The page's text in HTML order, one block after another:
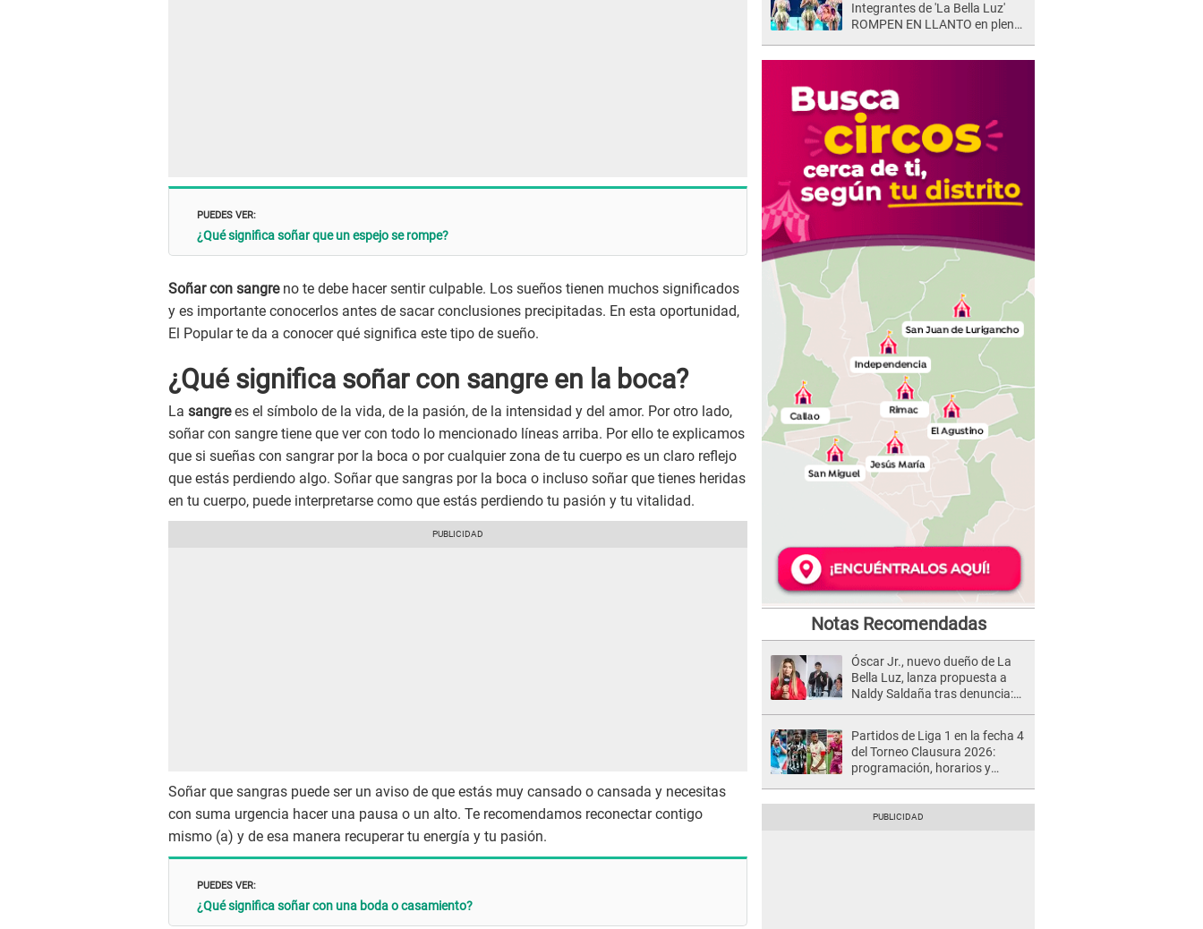
PUEDES VER:
¿Qué significa soñar que un espejo se rompe?
Soñar con sangreno te debe hacer sentir culpable. Los sueños tienen muchos significados
y es importante conocerlos antes de sacar conclusiones precipitadas. En esta oportunidad,
El Popular te da a conocer qué significa este tipo de sueño.
¿Qué significa soñar con sangre en la boca?
La sangrees el símbolo de la vida, de la pasión, de la intensidad y del amor. Por otro lado,
soñar con sangre tiene que ver con todo lo mencionado líneas arriba. Por ello te explicamos
que si sueñas con sangrar por la boca o por cualquier zona de tu cuerpo es un claro reflejo
que estás perdiendo algo. Soñar que sangras por la boca o incluso soñar que tienes heridas
en tu cuerpo, puede interpretarse como que estás perdiendo tu pasión y tu vitalidad.
Soñar que sangras puede ser un aviso de que estás muy cansado o cansada y necesitas
con suma urgencia hacer una pausa o un alto. Te recomendamos reconectar contigo
mismo (a) y de esa manera recuperar tu energía y tu pasión.
PUEDES VER:
¿Qué significa soñar con una boda o casamiento?
Integrantes de 'La Bella Luz'
ROMPEN EN LLANTO en pleno
Notas Recomendadas
Óscar Jr., nuevo dueño de La
Bella Luz, lanza propuesta a
Naldy Saldaña tras denuncia:
Partidos de Liga 1 en la fecha 4
del Torneo Clausura 2026:
programación, horarios y